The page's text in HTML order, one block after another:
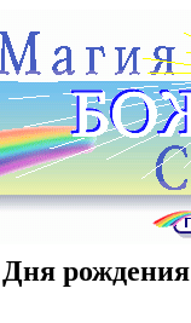
рождения